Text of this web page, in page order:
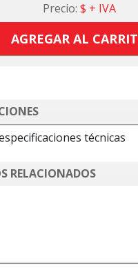
Precio: $ + IVA
AGREGAR AL
técnicas
RELACIONADOS